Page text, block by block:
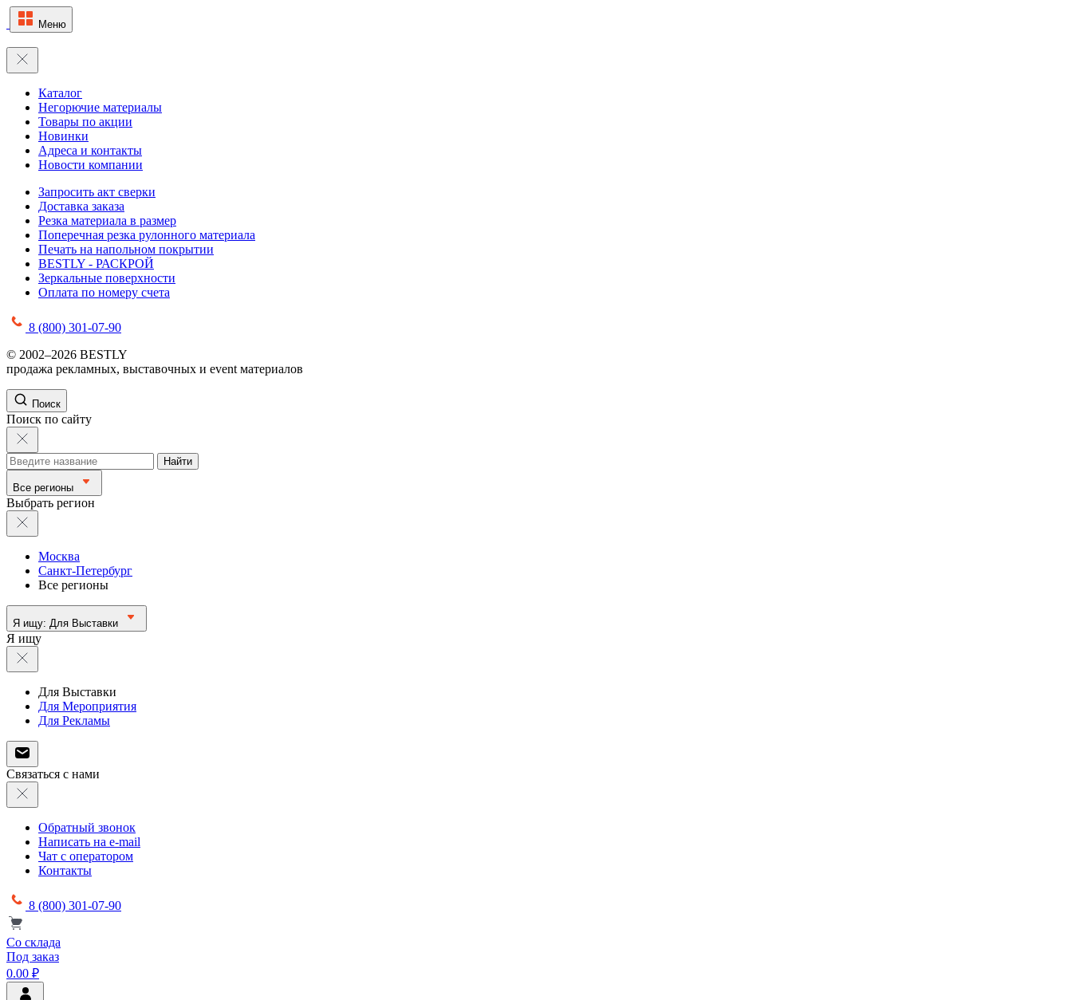
Меню
Каталог
Негорючие материалы
Товары по акции
Новинки
Адреса и контакты
Новости компании
Запросить акт сверки
Доставка заказа
Резка материала в размер
Поперечная резка рулонного материала
Печать на напольном покрытии
BESTLY - РАСКРОЙ
Зеркальные поверхности
Оплата по номеру счета
8 (800) 301-07-90
© 2002–2026 BESTLY
продажа рекламных, выставочных и event материалов
Поиск
Поиск по сайту
Найти
Все регионы
Выбрать регион
Москва
Санкт-Петербург
Все регионы
Я ищу: Для Выставки
Я ищу
Для Выставки
Для Мероприятия
Для Рекламы
Связаться с нами
Обратный звонок
Написать на e-mail
Чат с оператором
Контакты
8 (800) 301-07-90
Со склада
Под заказ
0.00 ₽